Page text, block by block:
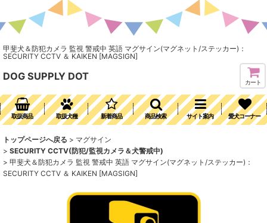
甲斐犬＆防犯カメラ 監視 警戒中 英語 マグサイン(マグネット/ステッカー)：
SECURITY CCTV ＆ KAIKEN [MAGSIGN]
DOG SUPPLY DOT
カート
取扱商品 取扱犬種 新着商品 商品検索 サイト案内 愛犬コーナー
トップページへ戻る > マグサイン
> SECURITY CCTV(防犯/監視カメラ＆犬警戒中)
> 甲斐犬＆防犯カメラ 監視 警戒中 英語 マグサイン(マグネット/ステッカー)：
SECURITY CCTV ＆ KAIKEN [MAGSIGN]